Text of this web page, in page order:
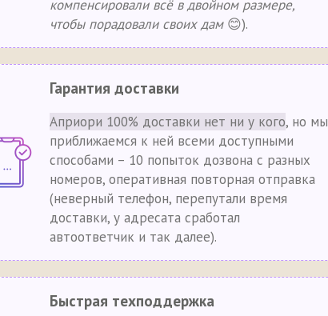
компенсировали всё в двойном размере,
чтобы порадовали своих дам😊).
Гарантия доставки
Априори 100% доставки нет ни у кого, но мы
приближаемся к ней всеми доступными
способами – 10 попыток дозвона с разных
номеров, оперативная повторная отправка
(неверный телефон, перепутали время
доставки, у адресата сработал
автоответчик и так далее).
Быстрая техподдержка